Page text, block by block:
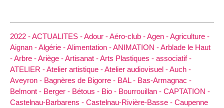
2022 -ACTUALITES -Adour -Aéro-club -Agen -Agriculture -
Aignan -Algérie -Alimentation -ANIMATION -Arblade le Haut
-Arbre -Ariège -Artisanat -Arts Plastiques - associatif -
ATELIER -Atelier artistique -Atelier audiovisuel -Auch -
Aveyron - Bagnères de Bigorre - BAL - Bas-Armagnac -
Belmont - Berger - Bétous - Bio - Bourrouillan - CAPTATION -
Castelnau-Barbarens - Castelnau-Rivière-Basse - Caupenne